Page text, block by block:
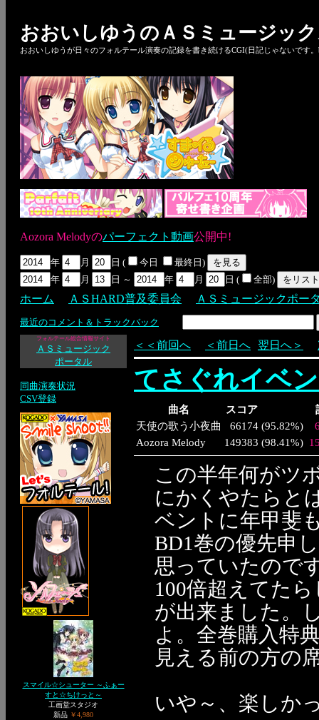
おおいしゆうのＡＳミュージッ
おおいしゆうが日々のフォルテール演奏の記録を書き続けるCGI(日記じゃないです
Aozora Melodyのパーフェクト動画公開中!
年 月 日 ( 今日
最終日)
年
月 日 ～ 年 月 日 ( 全部)
ホーム ＡＳHARD普及委員会 ＡＳミュージックポー
最近のコメント＆トラックバック
フォルテール総合情報サイト
ＡＳミュージック
ポータル
同曲演奏状況
CSV登録
スマイル☆シューター ～ふぁー
すと☆ちけっと～
工画堂スタジオ
新品 ￥4,980
＜＜前回へ ＜前日へ 翌日へ＞
てさぐれイベ
曲名 スコア
天使の歌う小夜曲
66174 (95.82%)
Aozora Melody
149383 (98.41%)
この半年何がツ
にかくやたらと
ベントに年甲斐
BD1巻の優先申
思っていたので
100倍超えてた
が出来ました。
よ。全巻購入特
見える前の方の
いや～、楽しか